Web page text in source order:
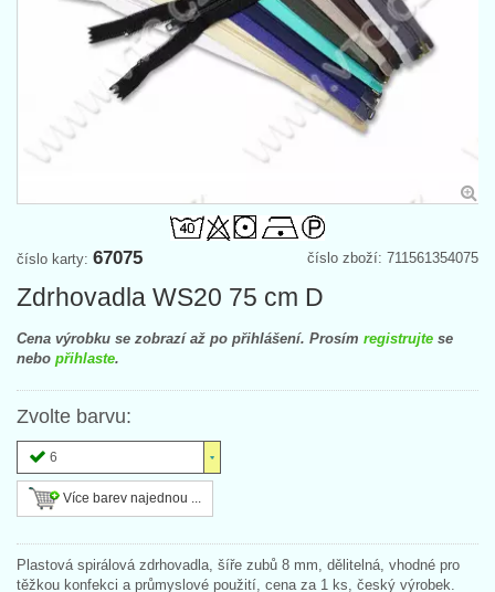
číslo zboží: 711561354075
číslo karty: 67075
Zdrhovadla WS20 75 cm D
Cena výrobku se zobrazí až po přihlášení. Prosím registrujte se
nebo přihlaste.
Zvolte barvu:
6
Více barev najednou ...
Plastová spirálová zdrhovadla, šíře zubů 8 mm, dělitelná, vhodné pro
těžkou konfekci a průmyslové použití, cena za 1 ks, český výrobek.